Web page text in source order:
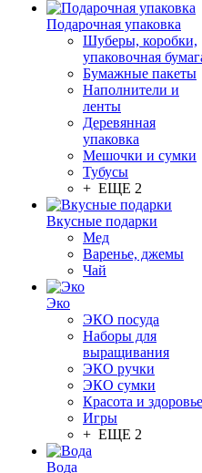
Подарочная упаковка
Шуберы, коробки,
упаковочная
Бумажные пакеты
Наполнители и
ленты
Деревянная
упаковка
Мешочки и сумки
Тубусы
+ ЕЩЕ 2
Вкусные подарки
Мед
Варенье, джемы
Чай
Эко
ЭКО посуда
Наборы для
выращивания
ЭКО ручки
ЭКО сумки
Красота и здоровье
Игры
+ ЕЩЕ 2
Вода